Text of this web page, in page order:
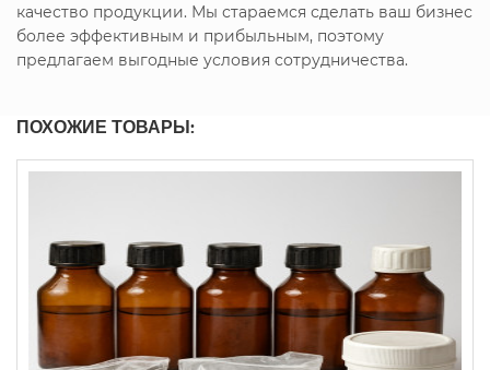
качество продукции. Мы стараемся сделать ваш бизнес
более эффективным и прибыльным, поэтому
предлагаем выгодные условия сотрудничества.
ПОХОЖИЕ ТОВАРЫ: